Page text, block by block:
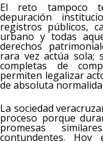
El reto tampoco
depuración
registros públicos,
urbano y todas
derechos
rara vez actúa sola;
completas de
permiten legalizar
de absoluta
La sociedad
proceso porque
promesas
contundentes.